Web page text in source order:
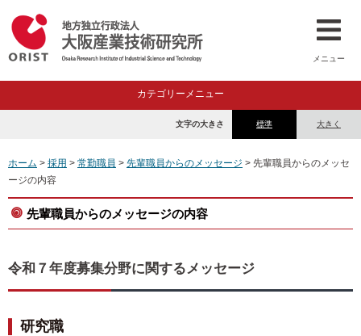
メニュー
カテゴリーメニュー
標準 大きく
文字の大きさ
ホーム > 採用 > 常勤職員 > 先輩職員からのメッセージ > 先輩職員からのメッセ
ージの内容
先輩職員からのメッセージの内容
令和７年度募集分野に関するメッセージ
研究職